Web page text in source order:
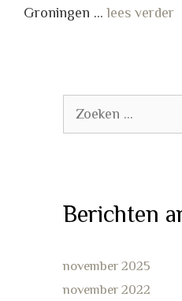
Groningen …lees verder
naar:
Berichten
november 2025
november 2022